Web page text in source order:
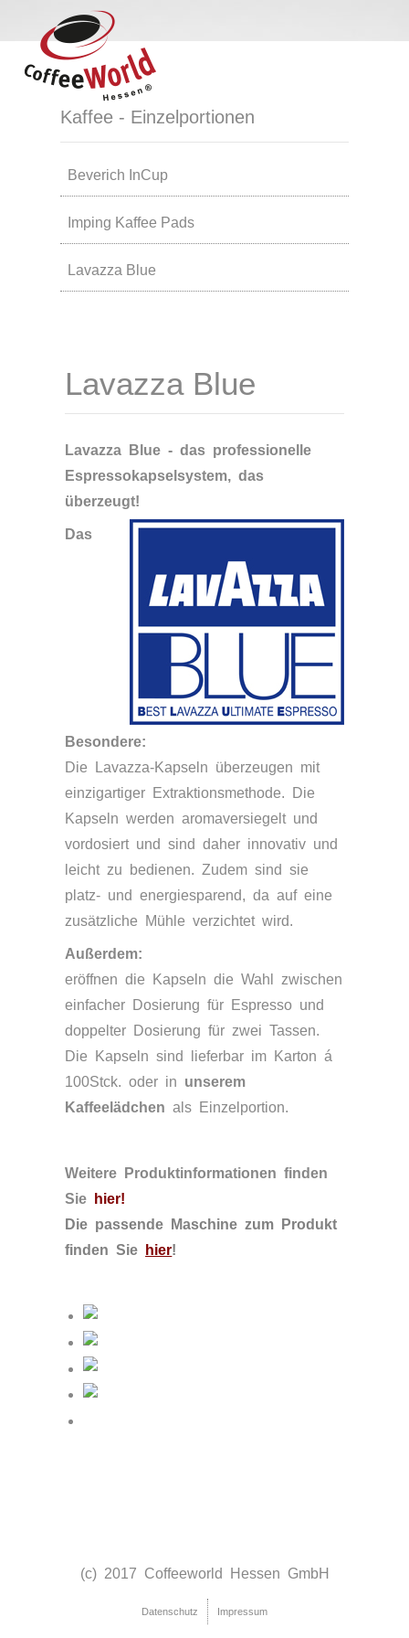
Kaffee - Einzelportionen
Beverich InCup
Imping Kaffee Pads
Lavazza Blue
Lavazza Blue
Lavazza Blue - das professionelle
Espressokapselsystem, das
überzeugt!
Das
Besondere:
Die Lavazza-Kapseln überzeugen mit
einzigartiger Extraktionsmethode. Die
Kapseln werden aromaversiegelt und
vordosiert und sind daher innovativ und
leicht zu bedienen. Zudem sind sie
platz- und energiesparend, da auf eine
zusätzliche Mühle verzichtet wird.
Außerdem:
eröffnen die Kapseln die Wahl zwischen
einfacher Dosierung für Espresso und
doppelter Dosierung für zwei Tassen.
Die Kapseln sind lieferbar im Karton á
100Stck. oder in unserem
Kaffeelädchen als Einzelportion.
Weitere Produktinformationen finden
Sie
hier!
Die passende Maschine zum Produkt
finden Sie
hier!
(c) 2017 Coffeeworld Hessen GmbH
Datenschutz Impressum